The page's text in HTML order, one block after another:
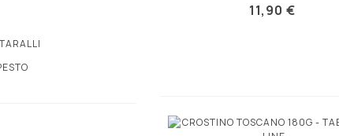
11,90 €